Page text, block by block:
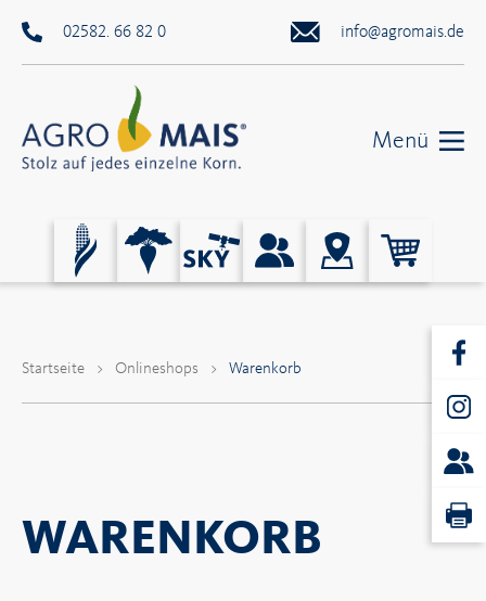
02582. 66 82 0 info@agromais.de
Menü
Startseite > Onlineshops > Warenkorb
WARENKORB